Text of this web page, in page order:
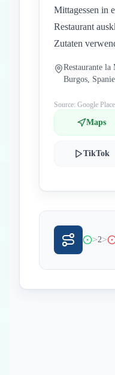
Mittagessen in
Restaurant
Zutaten
Restaurante
Burgos,
Source: Google
Maps
TikTok
>2>